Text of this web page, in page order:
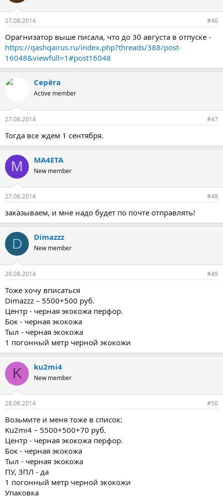
27.08.2014 #46
Орагнизатор выше писала, что до 30 августа в отпуске -
https://qashqairus.ru/index.php?threads/388/post-
16048&viewfull=1#post16048
Серёга
Active member
27.08.2014 #47
Тогда все ждем 1 сентября.
M MA4ETA
New member
27.08.2014 #48
заказываем, и мне надо будет по почте отправлять!
D Dimazzz
New member
28.08.2014 #49
Тоже хочу вписаться
Dimazzz – 5500+500 руб.
Центр - черная экокожа перфор.
Бок - черная экокожа
Тыл - черная экокожа
1 погонный метр черной экокожи
K ku2mi4
New member
28.08.2014 #50
Возьмите и меня тоже в список:
Ku2mi4 – 5500+500+70 руб.
Центр - черная экокожа перфор.
Бок - черная экокожа
Тыл - черная экокожа
ПУ, ЗПЛ - да
1 погонный метр черной экокожи
Упаковка